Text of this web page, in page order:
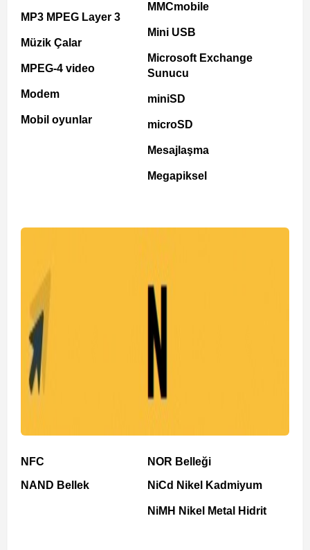
MP3 MPEG Layer 3
Müzik Çalar
MPEG-4 video
Modem
Mobil oyunlar
MMCmobile
Mini USB
Microsoft Exchange
Sunucu
miniSD
microSD
Mesajlaşma
Megapiksel
NFC
NAND Bellek
NOR Belleği
NiCd Nikel Kadmiyum
NiMH Nikel Metal Hidrit